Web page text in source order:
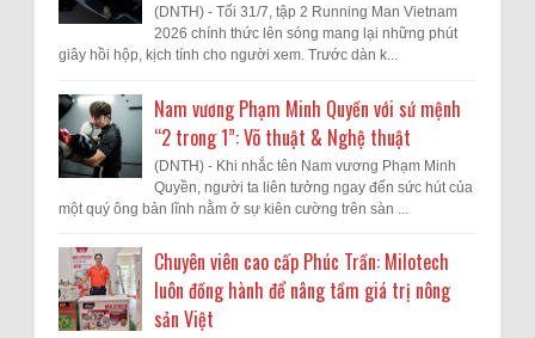
(DNTH) - Tối 31/7, tập 2 Running Man Vietnam
2026 chính thức lên sóng mang lại những phút
giây hồi hộp, kịch tính cho người xem. Trước dàn k...
Nam vương Phạm Minh Quyền với sứ mệnh
“2 trong 1”: Võ thuật & Nghệ thuật
(DNTH) - Khi nhắc tên Nam vương Phạm Minh
Quyền, người ta liên tưởng ngay đến sức hút của
một quý ông bản lĩnh nằm ở sự kiên cường trên sàn ...
Chuyên viên cao cấp Phúc Trần: Milotech
luôn đồng hành để nâng tầm giá trị nông
sản Việt